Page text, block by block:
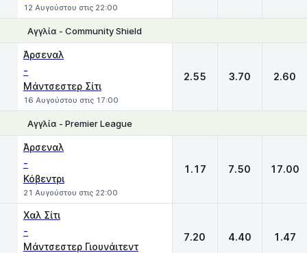
12 Αυγούστου στις 22:00
Αγγλία - Community Shield
Άρσεναλ
-
Μάντσεστερ Σίτι
16 Αυγούστου στις 17:00
2.55 3.70 2.60
Αγγλία - Premier League
Άρσεναλ
-
Κόβεντρι
21 Αυγούστου στις 22:00
1.17 7.50 17.00
Χαλ Σίτι
-
Μάντσεστερ Γιουνάιτεντ
7.20 4.40 1.47